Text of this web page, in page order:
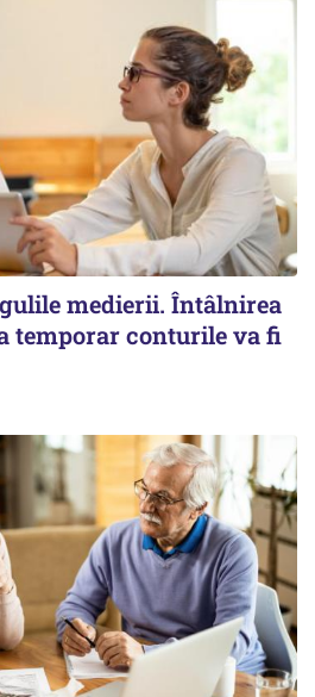
medierii. Întâlnirea
temporar conturile va fi